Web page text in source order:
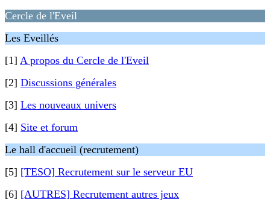
Cercle de l'Eveil
Les Eveillés
[1] A propos du Cercle de l'Eveil
[2] Discussions générales
[3] Les nouveaux univers
[4] Site et forum
Le hall d'accueil (recrutement)
[5] [TESO] Recrutement sur le serveur EU
[6] [AUTRES] Recrutement autres jeux